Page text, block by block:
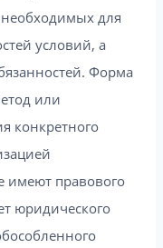
необходимых для
условий, а
Форма
или
конкретного
имеют правового
юридического